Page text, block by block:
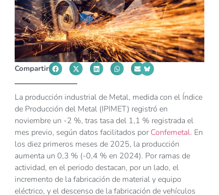
Compartir
La producción industrial de Metal, medida con el Índice
de Producción del Metal (IPIMET) registró en
noviembre un -2 %, tras tasa del 1,1 % registrada el
mes previo, según datos facilitados porConfemetal. En
los diez primeros meses de 2025, la producción
aumenta un 0,3 % (-0,4 % en 2024). Por ramas de
actividad, en el periodo destacan, por un lado, el
incremento de la fabricación de material y equipo
eléctrico, y el descenso de la fabricación de vehículos